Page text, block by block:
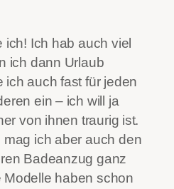
ich! Ich hab auch viel
ich dann Urlaub
ich auch fast für jeden
ein – ich will ja
von ihnen traurig ist.
mag ich aber auch den
Badeanzug ganz
Modelle haben schon